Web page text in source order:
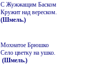
С Жужжащим Баском
Кружит над вереском.
(Шмель.)
Мохнатое Брюшко
Село цветку на ушко.
(Шмель.)